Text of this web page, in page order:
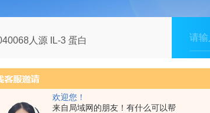
欢迎您！
来自局域网的朋友！有什么可以帮
人源 IL-3 蛋白